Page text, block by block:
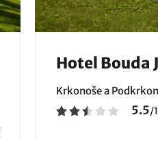
Hotel Bouda
Krkonoše a
5.5/